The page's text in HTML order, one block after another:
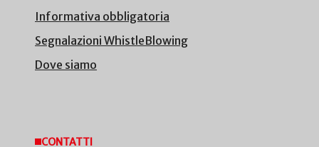
Informativa obbligatoria
Segnalazioni WhistleBlowing
Dove siamo
CONTATTI